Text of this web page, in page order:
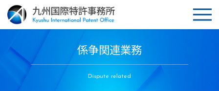
係争関連業務
Dispute related